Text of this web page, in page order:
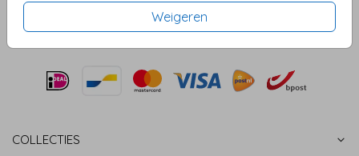
Weigeren
COLLECTIES